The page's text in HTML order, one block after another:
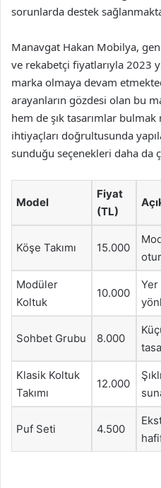
sorunlarda destek
Manavgat Hakan Mobilya,
ve rekabetçi fiyatlarıyla 2023
marka olmaya devam
arayanların gözdesi olan bu
hem de şık tasarımlar bulmak
ihtiyaçları doğrultusunda
sunduğu seçenekleri daha da
Model
Fiyat
(TL)
Köşe Takımı 15.000
Modüler
Koltuk
10.000
Yer
Sohbet Grubu 8.000
Klasik Koltuk
Takımı
12.000
Puf Seti 4.500